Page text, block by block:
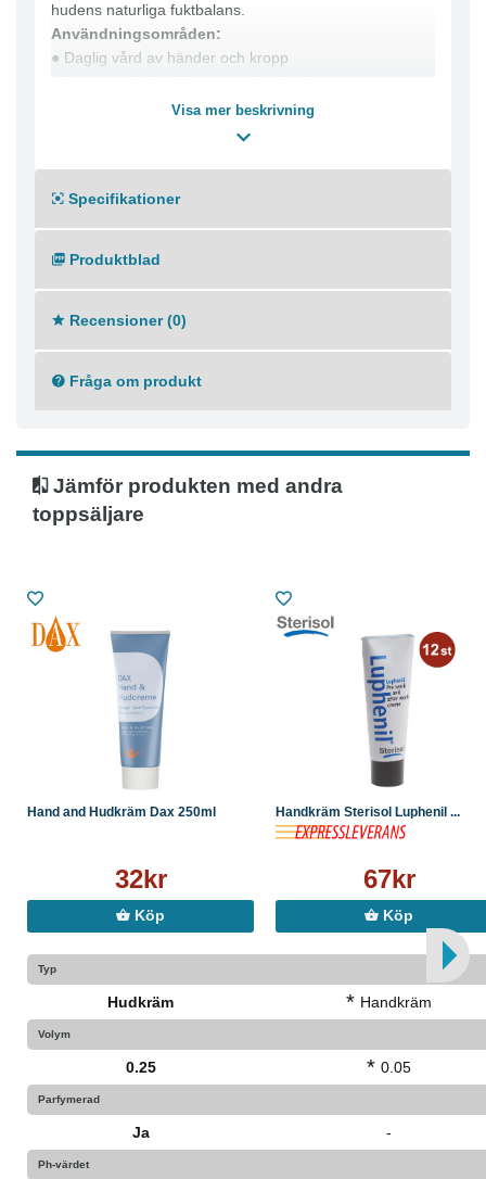
hudens naturliga fuktbalans.
Användningsområden:
● Daglig vård av händer och kropp
● Passar känslig hud
● Innehåller fuktgivande solrosolja
Produktdetaljer:
● Levereras i praktisk tub
Visa mer beskrivning
Specifikationer
Produktblad
Recensioner (0)
Fråga om produkt
Jämför produkten med andra
toppsäljare
Hand and Hudkräm Dax 250ml
32kr
Köp
Handkräm Sterisol Luphenil ...
67kr
Köp
Typ
Hudkräm * Handkräm
Volym
0.25 * 0.05
Parfymerad
Ja -
Ph-värdet